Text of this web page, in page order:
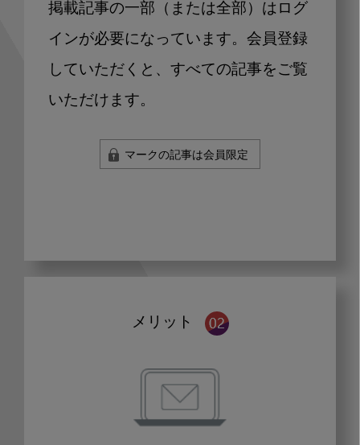
掲載記事の一部（または全部）はログ
インが必要になっています。会員登録
していただくと、すべての記事をご覧
いただけます。
マークの記事は会員限定
メリット